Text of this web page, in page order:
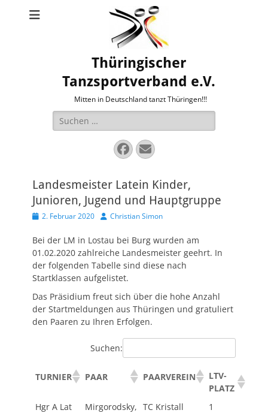
Thüringischer
Tanzsportverband e.V.
Mitten in Deutschland tanzt Thüringen!!!
Suche
nach:
Facebook
E-
Mail
Landesmeister Latein Kinder,
Junioren, Jugend und Hauptgruppe
Veröffentlicht
2. Februar 2020 AutorChristian Simon
Bei der LM in Lostau bei Burg wurden am
01.02.2020 zahlreiche Landesmeister geehrt. In
der folgenden Tabelle sind diese nach
Startklassen aufgelistet.
Das Präsidium freut sich über die hohe Anzahl
der Startmeldungen aus Thüringen und gratuliert
den Paaren zu Ihren Erfolgen.
Suchen:
TURNIER PAAR PAARVEREIN
LTV-
PLATZ
Hgr A Lat
Mirgorodsky, TC Kristall
1